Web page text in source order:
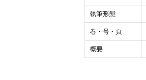
執筆形態
巻・号・頁
概要